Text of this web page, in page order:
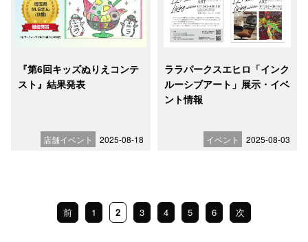
『第6回キッズぬりえコンテ
スト』結果発表
店舗イベント 2025-08-18
ララパークスエヒロ「インク
ルーシブアート」展示・イベ
ント情報
イベント 2025-08-03
前 1 2 3 4 5 6 次